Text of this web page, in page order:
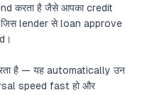
करता है जैसे आपका credit
lender से loan approve
है — यह automatically उन
speed fast हो और